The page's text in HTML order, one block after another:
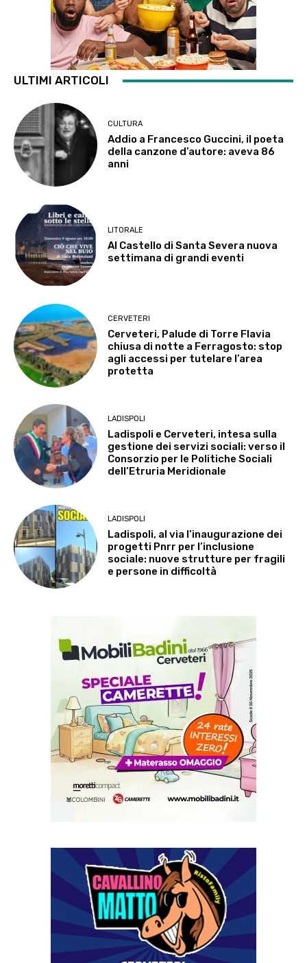
ULTIMI ARTICOLI
CULTURA
Addio a Francesco Guccini, il poeta
della canzone d’autore: aveva 86
anni
LITORALE
Al Castello di Santa Severa nuova
settimana di grandi eventi
CERVETERI
Cerveteri, Palude di Torre Flavia
chiusa di notte a Ferragosto: stop
agli accessi per tutelare l’area
protetta
LADISPOLI
Ladispoli e Cerveteri, intesa sulla
gestione dei servizi sociali: verso il
Consorzio per le Politiche Sociali
dell’Etruria Meridionale
LADISPOLI
Ladispoli, al via l’inaugurazione dei
progetti Pnrr per l’inclusione
sociale: nuove strutture per fragili
e persone in difficoltà